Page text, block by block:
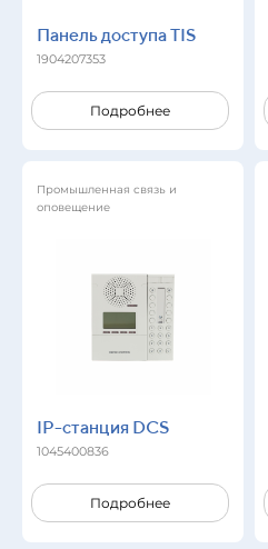
Панель доступа TIS
1904207353
Подробнее
Промышленная связь и
оповещение
IP-станция DCS
1045400836
Подробнее